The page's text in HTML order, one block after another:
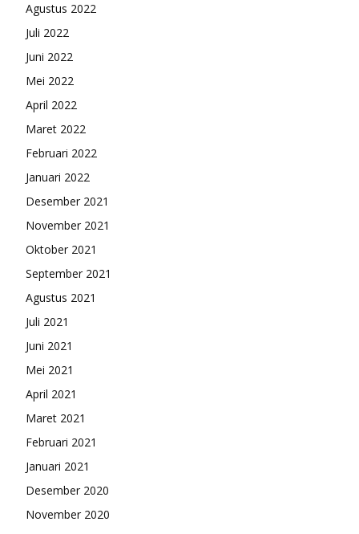
Agustus 2022
Juli 2022
Juni 2022
Mei 2022
April 2022
Maret 2022
Februari 2022
Januari 2022
Desember 2021
November 2021
Oktober 2021
September 2021
Agustus 2021
Juli 2021
Juni 2021
Mei 2021
April 2021
Maret 2021
Februari 2021
Januari 2021
Desember 2020
November 2020